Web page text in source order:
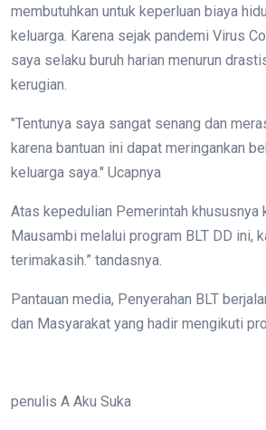
membutuhkan untuk keperluan biaya
keluarga. Karena sejak pandemi Virus
saya selaku buruh harian menurun
kerugian.
"Tentunya saya sangat senang dan
karena bantuan ini dapat meringankan
keluarga saya." Ucapnya
Atas kepedulian Pemerintah khususnya
Mausambi melalui program BLT DD ini,
terimakasih.” tandasnya.
Pantauan media, Penyerahan BLT
dan Masyarakat yang hadir mengikuti
penulis A Aku Suka